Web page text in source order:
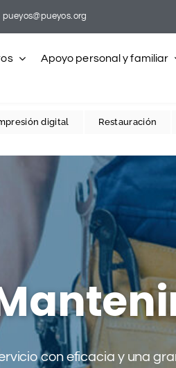
pueyos@pueyos.org
Apoyo personal y familiar
digital Restauración
con eficacia y una